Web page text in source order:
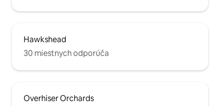
Hawkshead
30 miestnych odporúča
Overhiser Orchards